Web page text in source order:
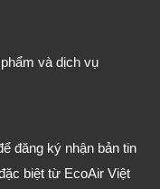
và dịch vụ
đăng ký nhận bản tin
biệt từ EcoAir Việt